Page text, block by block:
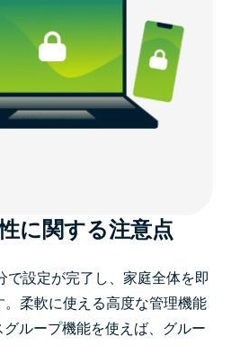
に関する注意点
設定が完了し、家庭全体を即
柔軟に使える高度な管理機能
ループ機能を使えば、グルー